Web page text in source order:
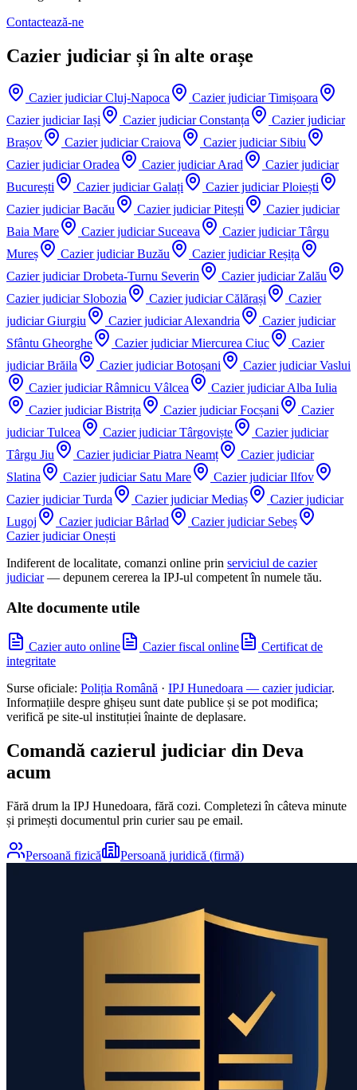
Contactează-ne
Cazier judiciar și în alte orașe
Cazier judiciarCluj-Napoca Cazier judiciarTimișoara
Cazier judiciarIași Cazier judiciarConstanța
Cazier judiciar
Brașov
Cazier judiciarCraiova Cazier judiciar Sibiu
Cazier judiciarOradea Cazier judiciarArad
Cazier judiciar
București
Cazier judiciarGalați Cazier judiciarPloiești
Cazier judiciarBacău Cazier judiciarPitești
Cazier judiciar
Baia Mare
Cazier judiciar Suceava Cazier judiciarTârgu
Mureș
Cazier judiciarBuzău Cazier judiciarReșița
Cazier judiciarDrobeta-Turnu Severin Cazier judiciar Zalău
Cazier judiciar Slobozia Cazier judiciarCălărași
Cazier
judiciarGiurgiu Cazier judiciarAlexandria
Cazier judiciar
Sfântu Gheorghe
Cazier judiciarMiercurea Ciuc
Cazier
judiciarBrăila Cazier judiciarBotoșani Cazier judiciarVaslui
Cazier judiciarRâmnicu Vâlcea Cazier judiciarAlba Iulia
Cazier judiciarBistrița Cazier judiciarFocșani
Cazier
judiciarTulcea Cazier judiciarTârgoviște
Cazier judiciar
Târgu Jiu
Cazier judiciarPiatra Neamț
Cazier judiciar
Slatina
Cazier judiciar Satu Mare Cazier judiciarIlfov
Cazier judiciarTurda Cazier judiciarMediaș
Cazier judiciar
Lugoj
Cazier judiciarBârlad Cazier judiciar Sebeș
Cazier judiciarOnești
Indiferent de localitate, comanzi online prin serviciul de cazier
judiciar — depunem cererea la IPJ-ul competent în numele tău.
Alte documente utile
Cazier auto online Cazier fiscal online
Certificat de
integritate
Surse oficiale: Poliția Română · IPJ Hunedoara — cazier judiciar.
Informațiile despre ghișeu sunt date publice și se pot modifica;
verifică pe site-ul instituției înainte de deplasare.
Comandă cazierul judiciar din Deva
acum
Fără drum la IPJ Hunedoara, fără cozi. Completezi în câteva minute
și primești documentul prin curier sau pe email.
Persoană fizică Persoană juridică (firmă)